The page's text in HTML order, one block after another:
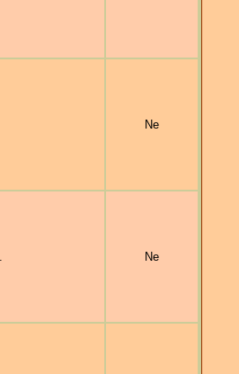
Ne
Ne